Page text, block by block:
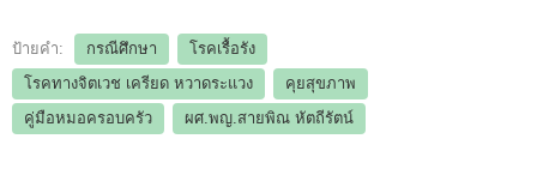
ป้ายคำ: กรณีศึกษา
โรคเรื้อรัง
โรคทางจิตเวช เครียด หวาดระแวง
คุยสุขภาพ
คู่มือหมอครอบครัว
ผศ.พญ.สายพิณ หัตถีรัตน์